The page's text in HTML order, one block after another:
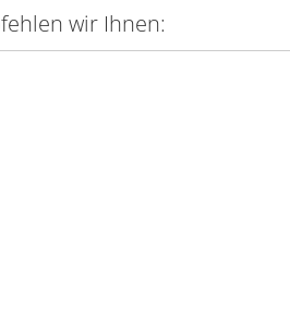
wir Ihnen: